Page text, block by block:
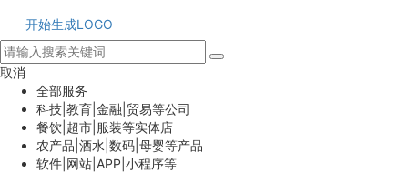
开始生成LOGO
取消
全部服务
科技|教育|金融|贸易等公司
餐饮|超市|服装等实体店
农产品|酒水|数码|母婴等产品
软件|网站|APP|小程序等